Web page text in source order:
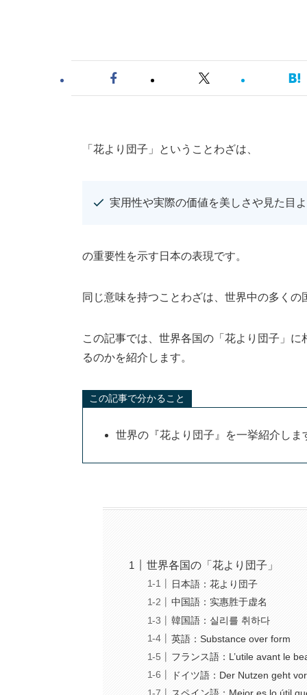
「花より団子」ということわざは、
実用性や実際の価値を美しさや見た目
の重要性を示す日本の表現です。
同じ意味を持つことわざは、世界中の多く
この記事では、世界各国の「花より団子」
るのかを紹介します。
この記事で分かること
世界の『花より団子』を一挙紹介しま
世界各国の「花より団子」
日本語：花より団子
中国語：实惠胜于虚名
韓国語：실리를 취하다
英語：Substance over form
フランス語：L’utile avant le
ドイツ語：Der Nutzen geht